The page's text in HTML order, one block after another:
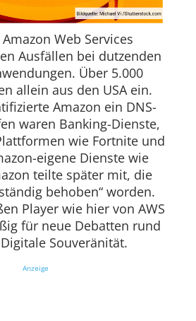
Web Services
Ausfällen bei dutzenden
Über 5.000
allein aus den USA ein.
Amazon ein DNS-
waren Banking-Dienste,
wie Fortnite und
eigene Dienste wie
teilte später mit, die
behoben“ worden.
Player wie hier von AWS
für neue Debatten rund
Souveränität.
Anzeige